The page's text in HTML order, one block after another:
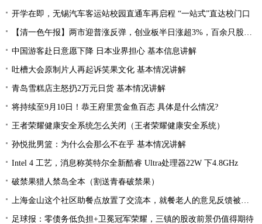
开学在即，无锡汽车客运站校园直通车再启程 “一站式”直达校门口
【清一色午报】两市迎普涨反弹，创业板半日涨超3%，百余只股涨停或涨超10%
中国游客赴日意愿下降 日本业界担心 基本信息讲解
吐槽大会原制片人再起诉笑果文化 基本情况讲解
青岛雪糕店主怒扔2万元日货 基本情况讲解
将持续至9月10日！恭王府里赏金鱼百态 具体是什么情况?
王者荣耀健康安全系统怎么关闭（王者荣耀健康安全系统）
孙悦批男篮：为什么会那么不在乎 基本情况讲解
Intel 4 工艺，消息称英特尔全新酷睿 Ultra处理器22W 下4.8GHz
破禁果猎人禁岛全本（割送青春破禁果）
上海金山这个社区助餐点放置了交流本，就餐老人的意见反馈被采纳
足球报：零债务低负担+卫冕冠军荣耀，三镇的股改前景仍值得期待